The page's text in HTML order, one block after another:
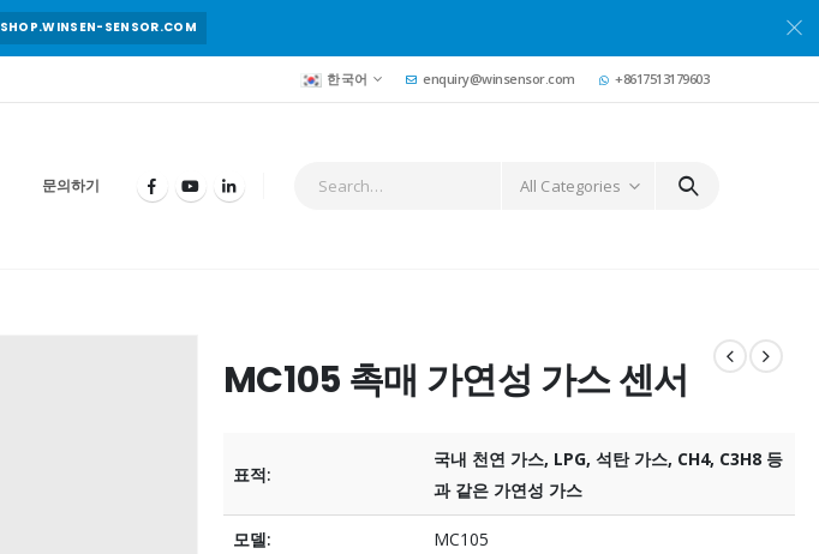
SHOP.WINSEN-SENSOR.COM
한국어 enquiry@winsensor.com +8617513179603
문의하기 All Categories
MC105 촉매 가연성 가스 센서
표적:
국내 천연 가스, LPG, 석탄 가스, CH4, C3H8 등
과 같은 가연성 가스
모델: MC105